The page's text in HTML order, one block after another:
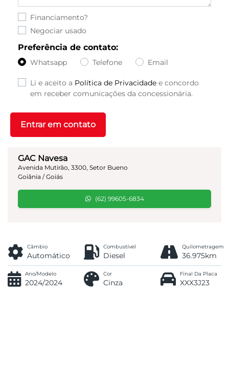
GAC Navesa
Avenida Mutirão, 3300, Setor Bueno
Goiânia / Goiás
(62) 99605-6834
Financiamento?
Negociar usado
Preferência de contato:
Whatsapp Telefone Email
Li e aceito a Política de Privacidade e concordo
em receber comunicações da concessionária.
Entrar em contato
Câmbio
Automático
Combustível
Diesel
Quilometragem
36.975km
Ano/Modelo
2024/2024
Cor
Cinza
Final Da Placa
XXX3J23